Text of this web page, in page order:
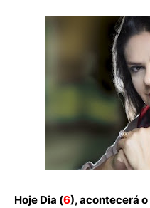
Hoje Dia (6), acontecerá o